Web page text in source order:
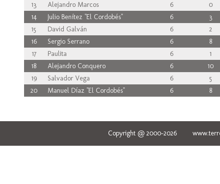
13
Alejandro Marcos 6
0
14
Julio Benítez "El Cordobés" 6
3
15
David Galván 6
2
16
Sergio Serrano 6
8
17
Paulita 6
1
18
Alejandro Conquero 6
10
19
Salvador Vega 6
5
20
Manuel Díaz "El Cordobés" 6 8
Copyright @ 2000-2026